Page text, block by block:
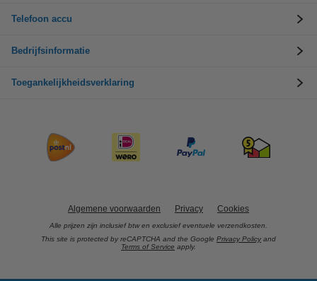
Telefoon accu
Bedrijfsinformatie
Toegankelijkheidsverklaring
Algemene voorwaarden Privacy Cookies
Alle prijzen zijn inclusief btw en exclusief eventuele verzendkosten.
This site is protected by reCAPTCHA and the Google Privacy Policy and
Terms of Service apply.